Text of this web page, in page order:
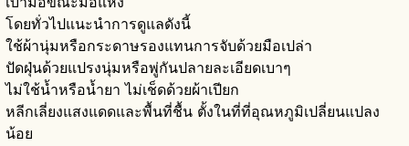
โดยทั่วไปแนะนำการดูแลดังนี้
ใช้ผ้านุ่มหรือกระดาษรองแทนการจับด้วยมือเปล่า
ปัดฝุ่นด้วยแปรงนุ่มหรือพู่กันปลายละเอียดเบาๆ
ไม่ใช้น้ำหรือน้ำยา ไม่เช็ดด้วยผ้าเปียก
หลีกเลี่ยงแสงแดดและพื้นที่ชื้น ตั้งในที่ที่อุณหภูมิเปลี่ยนแปลง
น้อย